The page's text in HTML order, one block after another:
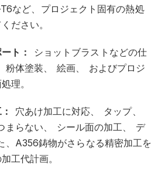
など、プロジェクト固有の熱処
ださい。
ト：
ショットブラストなどの仕
粉体塗装、 絵画、
およびプロジ
理。
穴あけ加工に対応、
タップ、
まらない、 シール面の加工、
デ
、A356鋳物がさらなる精密加工を
工代計画。